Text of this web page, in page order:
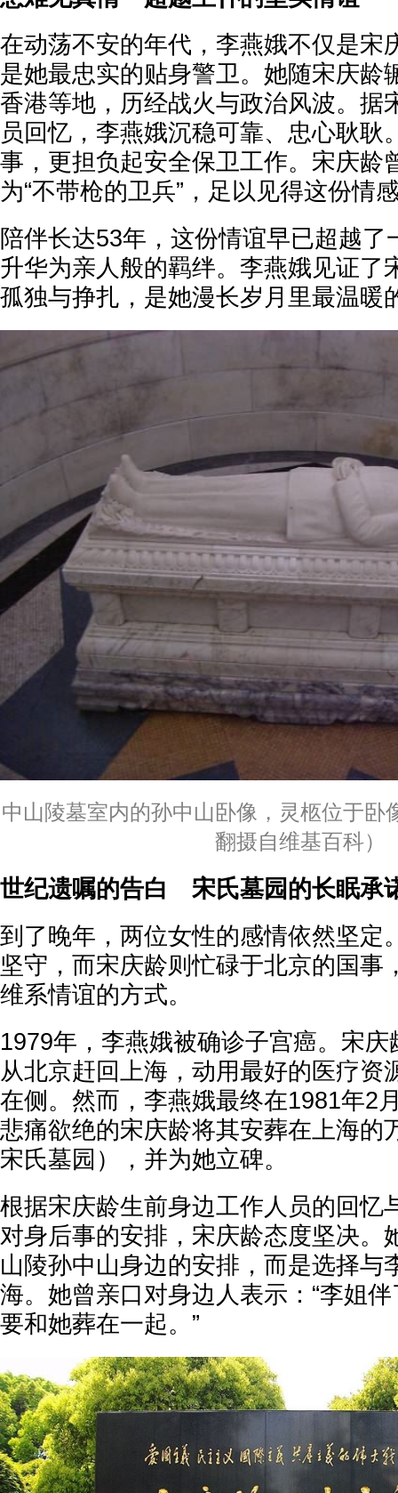
在动荡不安的年代，李燕娥不仅是宋
是她最忠实的贴身警卫。她随宋庆龄
香港等地，历经战火与政治风波。据
员回忆，李燕娥沉稳可靠、忠心耿耿
事，更担负起安全保卫工作。宋庆龄
为“不带枪的卫兵”，足以见得这份情
陪伴长达53年，这份情谊早已超越了
升华为亲人般的羁绊。李燕娥见证了
孤独与挣扎，是她漫长岁月里最温暖
中山陵墓室内的孙中山卧像，灵柩位于卧
翻摄自维基百科）
世纪遗嘱的告白 宋氏墓园的长眠承
到了晚年，两位女性的感情依然坚定
坚守，而宋庆龄则忙碌于北京的国事
维系情谊的方式。
1979年，李燕娥被确诊子宫癌。宋
从北京赶回上海，动用最好的医疗资
在侧。然而，李燕娥最终在1981年2
悲痛欲绝的宋庆龄将其安葬在上海的
宋氏墓园），并为她立碑。
根据宋庆龄生前身边工作人员的回忆
对身后事的安排，宋庆龄态度坚决。
山陵孙中山身边的安排，而是选择与
海。她曾亲口对身边人表示：“李姐
要和她葬在一起。”